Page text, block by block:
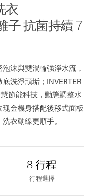
衣
子 抗菌持續 7
沫與雙渦輪強淨水流，
洗淨頑垢；INVERTER
節能科技，動態調整水
金機身搭配後移式面板
衣動線更順手。
8 行程
行程選擇